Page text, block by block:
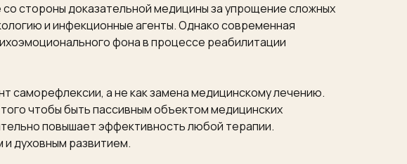
стороны доказательной медицины за упрощение сложных
и инфекционные агенты. Однако современная
фона в процессе реабилитации
саморефлексии, а не как замена медицинскому лечению.
чтобы быть пассивным объектом медицинских
повышает эффективность любой терапии.
духовным развитием.